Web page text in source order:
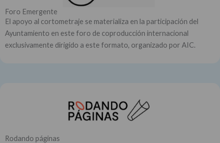
Foro Emergente
El apoyo al cortometraje se materializa en la participación del
Ayuntamiento en este foro de coproducción internacional
exclusivamente dirigido a este formato, organizado por AIC.
Rodando páginas